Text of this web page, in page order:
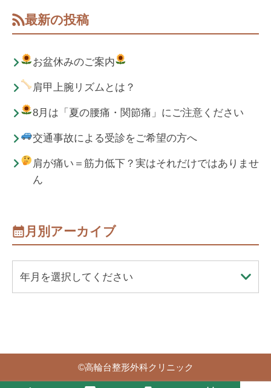
最新の投稿
お盆休みのご案内
肩甲上腕リズムとは？
8月は「夏の腰痛・関節痛」にご注意ください
交通事故による受診をご希望の方へ
肩が痛い＝筋力低下？実はそれだけではありませ
ん
月別アーカイブ
年月を選択してください
©高輪台整形外科クリニック